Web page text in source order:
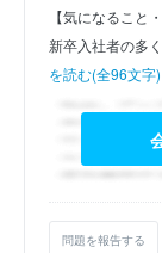
【気になること
新卒入社者の多
を読む(全96文字)
問題を報告する